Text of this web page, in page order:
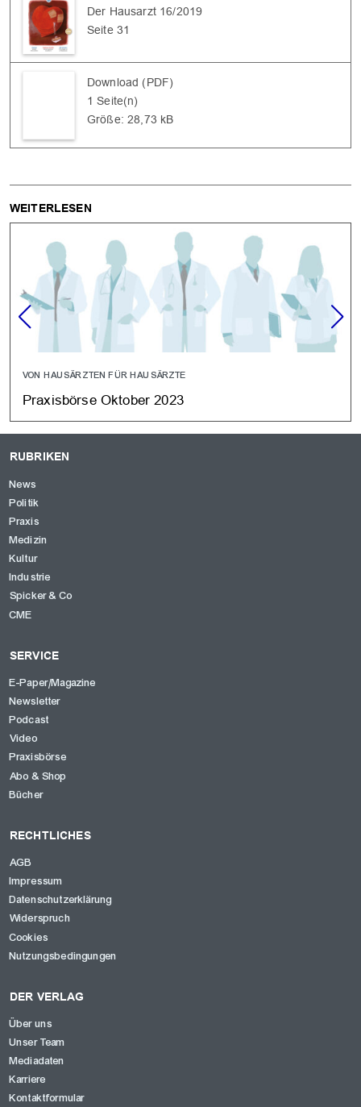
Der Hausarzt 16/2019
Seite 31
Download (PDF)
1 Seite(n)
Größe: 28,73 kB
WEITERLESEN
VON HAUSÄRZTEN FÜR HAUSÄRZTE
Praxisbörse Oktober 2023
RUBRIKEN
News
Politik
Praxis
Medizin
Kultur
Industrie
Spicker & Co
CME
SERVICE
E-Paper/Magazine
Newsletter
Podcast
Video
Praxisbörse
Abo & Shop
Bücher
RECHTLICHES
AGB
Impressum
Datenschutzerklärung
Widerspruch
Cookies
Nutzungsbedingungen
DER VERLAG
Über uns
Unser Team
Mediadaten
Karriere
Kontaktformular